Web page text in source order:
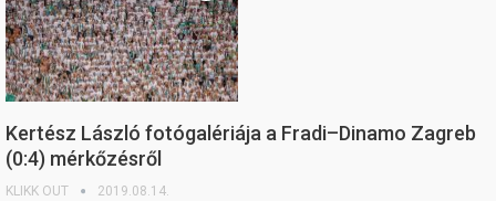
Kertész László fotógalériája a Fradi–Dinamo Zagreb
(0:4) mérkőzésről
KLIKK OUT 2019.08.14.